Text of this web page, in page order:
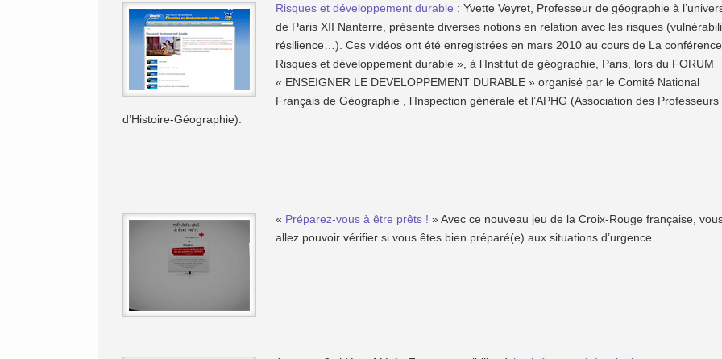
Risques et développement durable : Yvette Veyret, Professeur de géographie à
de Paris XII Nanterre, présente diverses notions en relation avec les risques
résilience…). Ces vidéos ont été enregistrées en mars 2010 au cours de La
Risques et développement durable », à l’Institut de géographie, Paris, lors du FORUM
« ENSEIGNER LE DEVELOPPEMENT DURABLE » organisé par le Comité National
Français de Géographie , l’Inspection générale et l’APHG (Association des Professeurs
d’Histoire-Géographie).
« Préparez-vous à être prêts ! » Avec ce nouveau jeu de la Croix-Rouge française,
allez pouvoir vérifier si vous êtes bien préparé(e) aux situations d’urgence.